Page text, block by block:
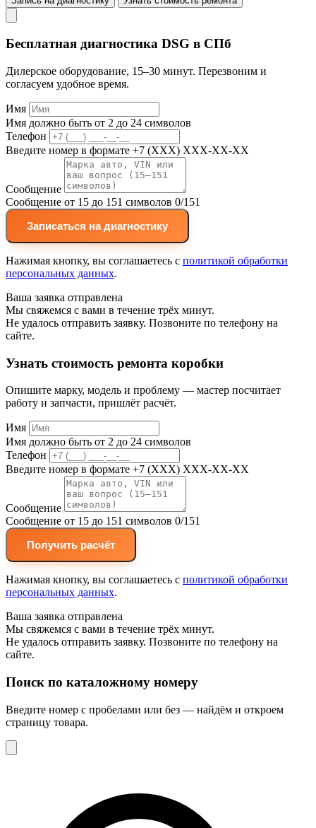
Бесплатная диагностика DSG в СПб
Дилерское оборудование, 15–30 минут. Перезвоним и
согласуем удобное время.
Имя
Имя должно быть от 2 до 24 символов
Телефон
Введите номер в формате +7 (XXX) XXX-XX-XX
Сообщение
Сообщение от 15 до 151 символов 0/151
Записаться на диагностику
Нажимая кнопку, вы соглашаетесь с политикой обработки
персональных данных.
Ваша заявка отправлена
Мы свяжемся с вами в течение трёх минут.
Не удалось отправить заявку. Позвоните по телефону на
сайте.
Узнать стоимость ремонта коробки
Опишите марку, модель и проблему — мастер посчитает
работу и запчасти, пришлёт расчёт.
Имя
Имя должно быть от 2 до 24 символов
Телефон
Введите номер в формате +7 (XXX) XXX-XX-XX
Сообщение
Сообщение от 15 до 151 символов 0/151
Получить расчёт
Нажимая кнопку, вы соглашаетесь с политикой обработки
персональных данных.
Ваша заявка отправлена
Мы свяжемся с вами в течение трёх минут.
Не удалось отправить заявку. Позвоните по телефону на
сайте.
Поиск по каталожному номеру
Введите номер с пробелами или без — найдём и откроем
страницу товара.